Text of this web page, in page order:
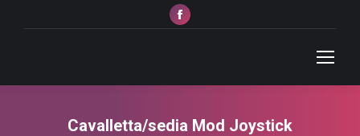
Facebook
page
window
Cavalletta/sedia Mod Joystick